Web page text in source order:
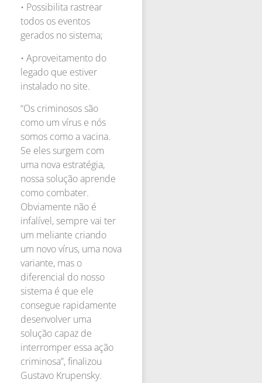
• Possibilita rastrear
todos os eventos
gerados no sistema;
• Aproveitamento do
legado que estiver
instalado no site.
“Os criminosos são
como um vírus e nós
somos como a vacina.
Se eles surgem com
uma nova estratégia,
nossa solução aprende
como combater.
Obviamente não é
infalível, sempre vai ter
um meliante criando
um novo vírus, uma nova
variante, mas o
diferencial do nosso
sistema é que ele
consegue rapidamente
desenvolver uma
solução capaz de
interromper essa ação
criminosa”, finalizou
Gustavo Krupensky.